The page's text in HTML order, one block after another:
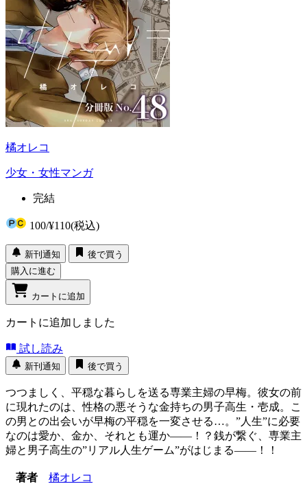
橘オレコ
少女・女性マンガ
完結
100/¥110(税込)
新刊通知
後で買う
購入に進む
カートに追加
カートに追加しました
試し読み
新刊通知 後で買う
つつましく、平穏な暮らしを送る専業主婦の早梅。彼女の前
に現れたのは、性格の悪そうな金持ちの男子高生・壱成。こ
の男との出会いが早梅の平穏を一変させる…。”人生”に必要
なのは愛か、金か、それとも運か――！？銭が繋ぐ、専業主
婦と男子高生の”リアル人生ゲーム”がはじまる――！！
著者
橘オレコ